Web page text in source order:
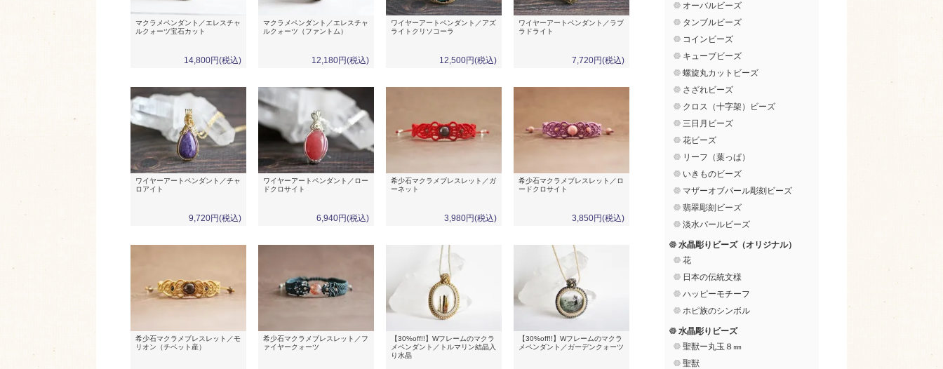
マクラメペンダント／エレスチャ
ルクォーツ宝石カット
14,800円(税込)
マクラメペンダント／エレスチャ
ルクォーツ（ファントム）
12,180円(税込)
ワイヤーアートペンダント／アズ
ライトクリソコーラ
12,500円(税込)
ワイヤーアートペンダント／ラブ
ラドライト
7,720円(税込)
ワイヤーアートペンダント／チャ
ロアイト
9,720円(税込)
ワイヤーアートペンダント／ロー
ドクロサイト
6,940円(税込)
希少石マクラメブレスレット／ガ
ーネット
3,980円(税込)
希少石マクラメブレスレット／ロ
ードクロサイト
3,850円(税込)
希少石マクラメブレスレット／モ
リオン（チベット産）
希少石マクラメブレスレット／フ
ァイヤークォーツ
【30%off!!】Wフレームのマクラ
メペンダント／トルマリン結晶入
り水晶
【30%off!!】Wフレームのマクラ
メペンダント／ガーデンクォーツ
オーバルビーズ
タンブルビーズ
コインビーズ
キューブビーズ
螺旋丸カットビーズ
さざれビーズ
クロス（十字架）ビーズ
三日月ビーズ
花ビーズ
リーフ（葉っぱ）
いきものビーズ
マザーオブパール彫刻ビーズ
翡翠彫刻ビーズ
淡水パールビーズ
水晶彫りビーズ（オリジナル）
花
日本の伝統文様
ハッピーモチーフ
ホピ族のシンボル
水晶彫りビーズ
聖獣ー丸玉８㎜
聖獣